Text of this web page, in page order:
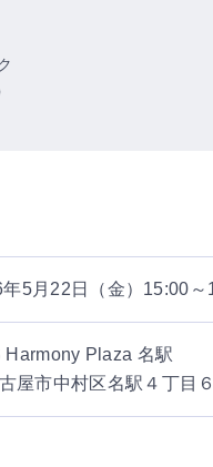
年5月22日（金）15:00～
Harmony Plaza 名駅
古屋市中村区名駅４丁目